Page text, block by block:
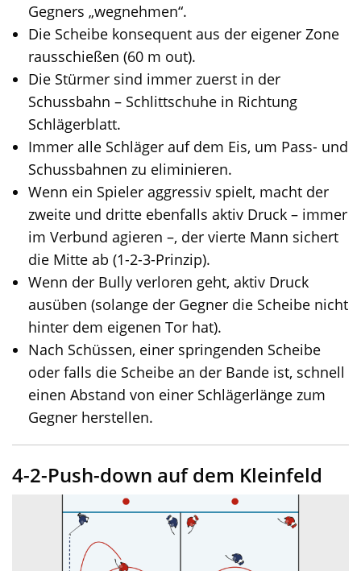
Gegners „wegnehmen“.
Die Scheibe konsequent aus der eigener Zone
rausschießen (60 m out).
Die Stürmer sind immer zuerst in der
Schussbahn – Schlittschuhe in Richtung
Schlägerblatt.
Immer alle Schläger auf dem Eis, um Pass- und
Schussbahnen zu eliminieren.
Wenn ein Spieler aggressiv spielt, macht der
zweite und dritte ebenfalls aktiv Druck – immer
im Verbund agieren –, der vierte Mann sichert
die Mitte ab (1-2-3-Prinzip).
Wenn der Bully verloren geht, aktiv Druck
ausüben (solange der Gegner die Scheibe nicht
hinter dem eigenen Tor hat).
Nach Schüssen, einer springenden Scheibe
oder falls die Scheibe an der Bande ist, schnell
einen Abstand von einer Schlägerlänge zum
Gegner herstellen.
4-2-Push-down auf dem Kleinfeld